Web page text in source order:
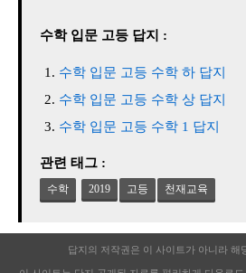
수학 입문 고등 답지 :
수학 입문 고등 수학 하 답지
수학 입문 고등 수학 상 답지
수학 입문 고등 수학 1 답지
관련 태그 :
수학 2019 고등 천재교육
답지의 저작권은 이 사이트가 아니라 해